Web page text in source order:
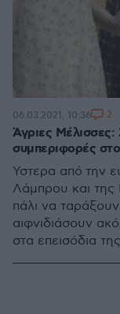
Άγριες Μέλισσες:
συμπεριφορές
Ύστερα από την
Λάμπρου και της
πάλι να
αιφνιδιάσουν
στα επεισόδια
06.03.2021, 10:36 2